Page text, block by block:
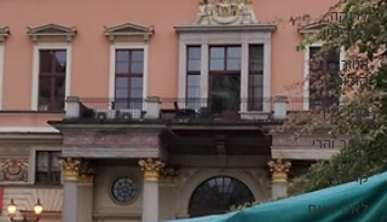
לרנקה,
קפריסין
דנוור,
קולורדו
קפריסין
דנבר והרי
הרוקי,
קולורדו
לאס וגאס